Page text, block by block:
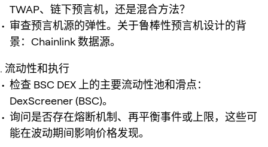
TWAP、链下预言机，还是混合方法？
审查预言机源的弹性。关于鲁棒性预言机设计的背
景：Chainlink 数据源。
流动性和执行
检查 BSC DEX 上的主要流动性池和滑点：
DexScreener (BSC)。
询问是否存在熔断机制、再平衡事件或上限，这些可
能在波动期间影响价格发现。